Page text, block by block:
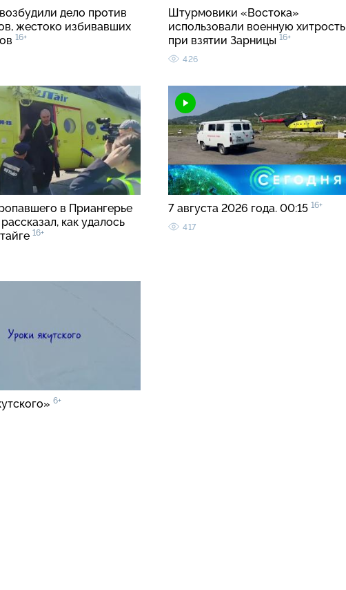
дело против
жестоко избивавших
16+
Штурмовики «Востока»
использовали военную хитрость
при взятии Зарницы 16+
426
в Приангерье
как удалось
16+
7 августа 2026 года. 00:15 16+
417
6+